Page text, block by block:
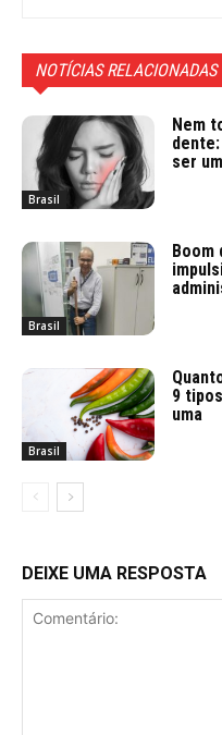
NOTÍCIAS RELACIONADAS
Brasil
Nem
ser
Brasil
Boom
Brasil
9
uma
DEIXE UMA RESPOSTA